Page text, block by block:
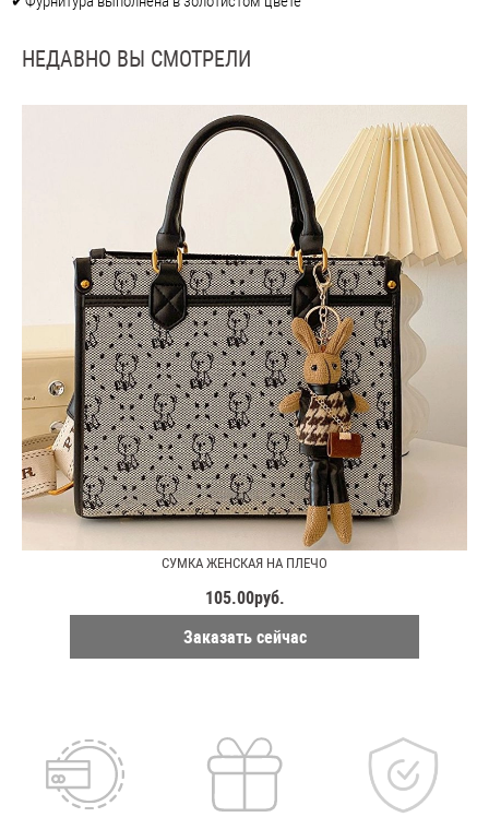
НЕДАВНО ВЫ СМОТРЕЛИ
СУМКА ЖЕНСКАЯ НА ПЛЕЧО
105.00руб.
Заказать сейчас